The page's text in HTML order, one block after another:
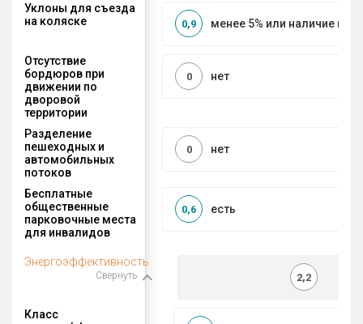
Уклоны для съезда
на коляске
менее 5% или наличие
0,9
Отсутствие
бордюров при
движении по
дворовой
территории
нет
0
Разделение
пешеходных и
автомобильных
потоков
нет
0
Бесплатные
общественные
парковочные места
для инвалидов
есть
0,6
Энергоэффективность
Свернуть 2,2
Класс